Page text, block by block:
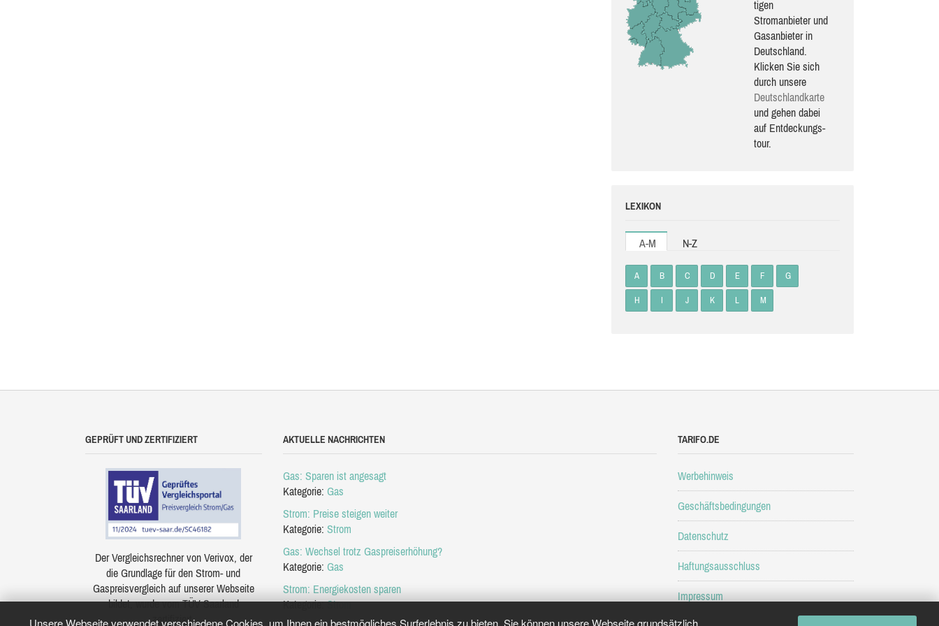
Unsere Webseite verwendet verschiedene Cookies, um Ihnen ein bestmögliches Surferlebnis zu bieten. Sie können unsere Webseite grundsätzlich
ti­gen
Stromanbieter und
Gasanbieter in
Deutschland.
Klicken Sie sich
durch unsere
Deutsch­land­karte
und gehen dabei
auf Ent­de­ckungs­
tour.
LEXIKON
A-M N-Z
A B C D E F G
H I J K L M
GEPRÜFT UND ZERTIFIZIERT
Der Vergleichsrechner von Verivox, der
die Grundlage für den Strom- und
Gaspreisvergleich auf unserer Webseite
bildet, wurde vom TÜV Saarland
zertifiziert.
AKTUELLE NACHRICHTEN
Gas: Sparen ist angesagt
Kategorie: Gas
Strom: Preise steigen weiter
Kategorie: Strom
Gas: Wechsel trotz Gaspreiserhöhung?
Kategorie: Gas
Strom: Energiekosten sparen
Kategorie:Strom
TARIFO.DE
Werbehinweis
Geschäftsbedingungen
Datenschutz
Haftungsausschluss
Impressum